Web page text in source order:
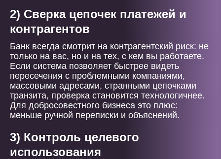
2) Сверка цепочек платежей и
контрагентов
Банк всегда смотрит на контрагентский риск: не
только на вас, но и на тех, с кем вы работаете.
Если система позволяет быстрее видеть
пересечения с проблемными компаниями,
массовыми адресами, странными цепочками
транзита, проверка становится технологичнее.
Для добросовестного бизнеса это плюс:
меньше ручной переписки и объяснений.
3) Контроль целевого
использования